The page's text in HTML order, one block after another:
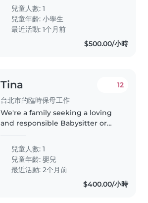
sports and exploring. Our ideal
candidate is comfortable with
our one cockateil and helping..
兒童人數: 1
兒童年齡:小學生
最近活動: 1个月前
$500.00/小時
Tina
台北市的臨時保母工作
12
We're a family seeking a loving
and responsible Babysitter or
old.
兒童人數: 1
兒童年齡:嬰兒
最近活動: 2个月前
$400.00/小時